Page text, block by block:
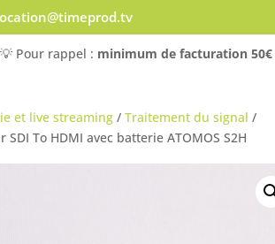
💡 Pour rappel : minimum de facturation 50€
et live streaming/ Traitement du signal /
SDI To HDMI avec batterie ATOMOS S2H